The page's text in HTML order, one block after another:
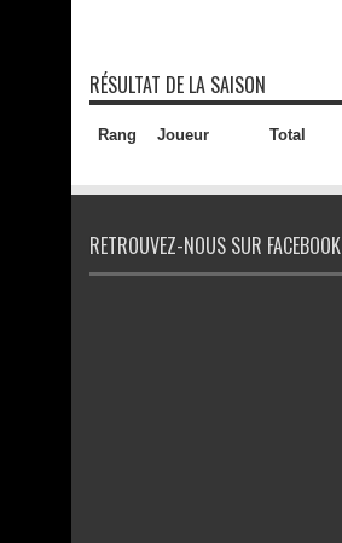
RÉSULTAT DE LA SAISON
Rang Joueur Total
RETROUVEZ-NOUS SUR FACEBOOK